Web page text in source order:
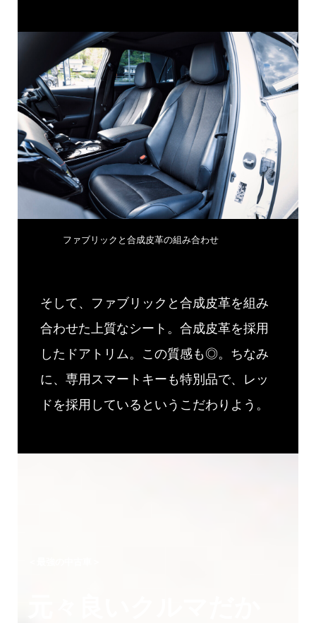
ファブリックと合成皮革の組み合わせ
そして、ファブリックと合成皮革を組み
合わせた上質なシート。合成皮革を採用
したドアトリム。この質感も◎。ちなみ
に、専用スマートキーも特別品で、レッ
ドを採用しているというこだわりよう。